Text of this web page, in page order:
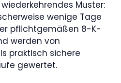
Muster:
wenige Tage
pflichtgemäßen 8-K-
werden von
praktisch sichere
gewertet.